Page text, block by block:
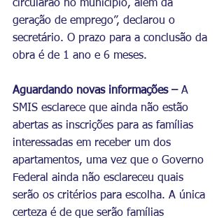
circularão no município, além da
geração de emprego”, declarou o
secretário. O prazo para a conclusão da
obra é de 1 ano e 6 meses.
Aguardando novas informações – A
SMIS esclarece que ainda não estão
abertas as inscrições para as famílias
interessadas em receber um dos
apartamentos, uma vez que o Governo
Federal ainda não esclareceu quais
serão os critérios para escolha. A única
certeza é de que serão famílias